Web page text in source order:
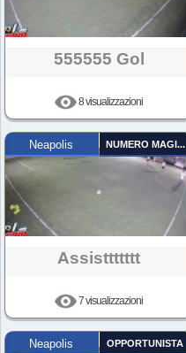
555555 Gol
8 visualizzazioni
Neapolis NUMERO MAGICO
Assisttttttt
7 visualizzazioni
Neapolis OPPORTUNISTA